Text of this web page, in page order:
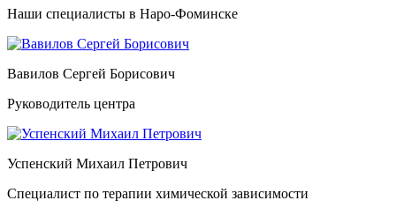
Наши специалисты в Наро-Фоминске
Вавилов Сергей Борисович
Руководитель центра
Успенский Михаил Петрович
Специалист по терапии химической зависимости